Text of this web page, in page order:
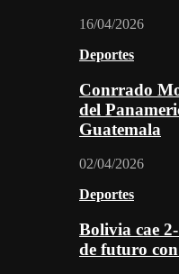
16/04/2026
Deportes
Conrrado
del
Guatemala
02/04/2026
Deportes
Bolivia cae
de futuro